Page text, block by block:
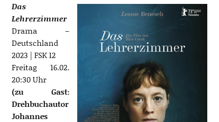
Das
Lehrerzimmer
Drama –
Deutschland
2023 | FSK 12
Freitag 16.02.
20:30 Uhr
(zu Gast:
Drehbuchautor
Johannes